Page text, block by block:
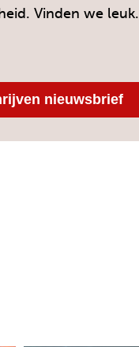
Vinden we leuk.